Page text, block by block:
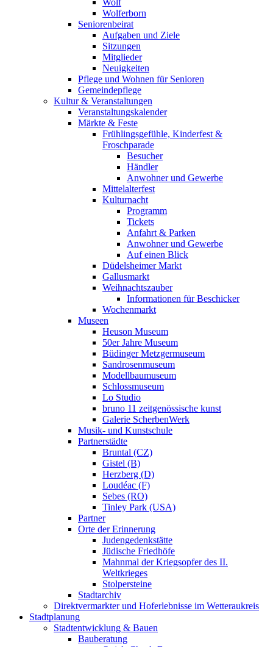
Wolf
Wolferborn
Seniorenbeirat
Aufgaben und Ziele
Sitzungen
Mitglieder
Neuigkeiten
Pflege und Wohnen für Senioren
Gemeindepflege
Kultur & Veranstaltungen
Veranstaltungskalender
Märkte & Feste
Frühlingsgefühle, Kinderfest &
Froschparade
Besucher
Händler
Anwohner und Gewerbe
Mittelalterfest
Kulturnacht
Programm
Tickets
Anfahrt & Parken
Anwohner und Gewerbe
Auf einen Blick
Düdelsheimer Markt
Gallusmarkt
Weihnachtszauber
Informationen für Beschicker
Wochenmarkt
Museen
Heuson Museum
50er Jahre Museum
Büdinger Metzgermuseum
Sandrosenmuseum
Modellbaumuseum
Schlossmuseum
Lo Studio
bruno 11 zeitgenössische kunst
Galerie ScherbenWerk
Musik- und Kunstschule
Partnerstädte
Bruntal (CZ)
Gistel (B)
Herzberg (D)
Loudéac (F)
Sebes (RO)
Tinley Park (USA)
Partner
Orte der Erinnerung
Judengedenkstätte
Jüdische Friedhöfe
Mahnmal der Kriegsopfer des II.
Weltkrieges
Stolpersteine
Stadtarchiv
Direktvermarkter und Hoferlebnisse im Wetteraukreis
Stadtplanung
Stadtentwicklung & Bauen
Bauberatung